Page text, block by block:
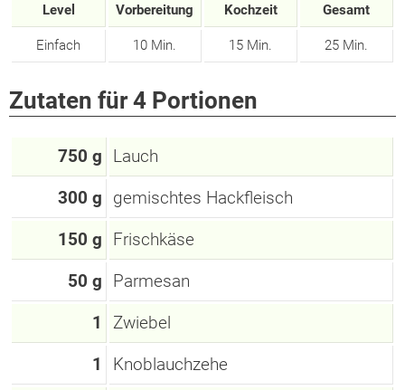
Level Vorbereitung Kochzeit Gesamt
Einfach 10 Min. 15 Min. 25 Min.
Zutaten für 4 Portionen
750 g
Lauch
300 g
gemischtes Hackfleisch
150 g
Frischkäse
50 g
Parmesan
1
Zwiebel
1
Knoblauchzehe